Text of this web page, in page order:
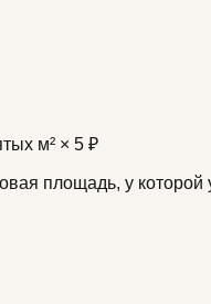
м² × 5 ₽
площадь, у которой